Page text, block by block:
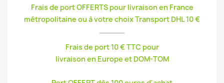
Frais de port OFFERTS pour livraison en France
métropolitaine ou à votre choix Transport DHL 10 €
Frais de port 10 € TTC pour
livraison en Europe et DOM-TOM